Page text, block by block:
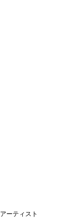
ーティスト